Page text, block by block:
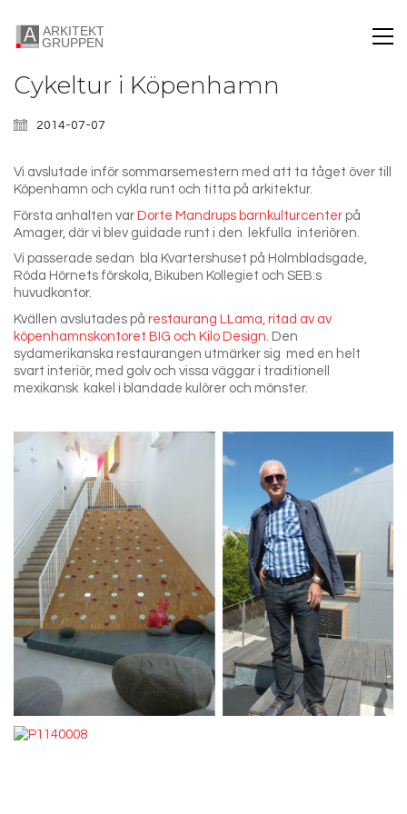
Cykeltur i Köpenhamn
2014-07-07
Vi avslutade inför sommarsemestern med att ta tåget över till
Köpenhamn och cykla runt och titta på arkitektur.
Första anhalten var Dorte Mandrups barnkulturcenter på
Amager, där vi blev guidade runt i den lekfulla interiören.
Vi passerade sedan bla Kvartershuset på Holmbladsgade,
Röda Hörnets förskola, Bikuben Kollegiet och SEB:s
huvudkontor.
Kvällen avslutades på restaurang LLama, ritad av av
köpenhamnskontoret BIG och Kilo Design . Den
sydamerikanska restaurangen utmärker sig med en helt
svart interiör, med golv och vissa väggar i traditionell
mexikansk kakel i blandade kulörer och mönster.